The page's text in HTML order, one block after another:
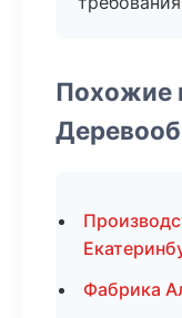
Похожие
Фабрика